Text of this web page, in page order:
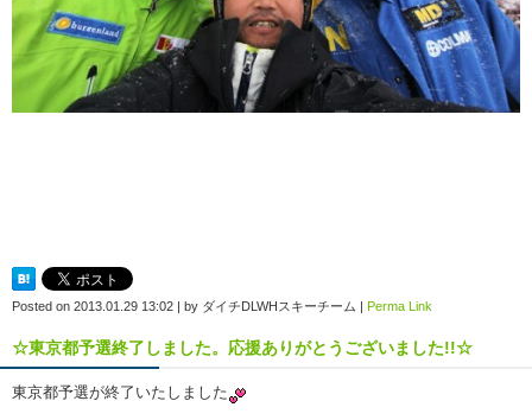
Posted on 2013.01.29 13:02 | by ダイチDLWHスキーチーム | Perma Link
☆東京都予選終了しました。応援ありがとうございました!!☆
東京都予選が終了いたしました